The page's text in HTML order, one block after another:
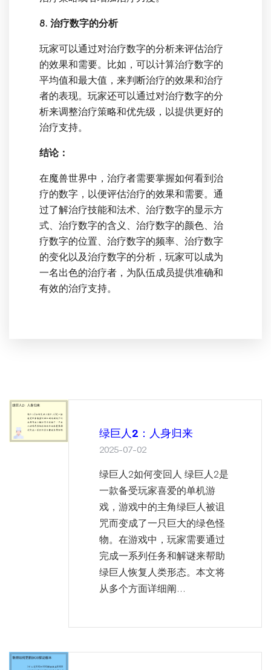
8. 治疗数字的分析
玩家可以通过对治疗数字的分析来评估治疗
的效果和需要。比如，可以计算治疗数字的
平均值和最大值，来判断治疗的效果和治疗
者的表现。玩家还可以通过对治疗数字的分
析来调整治疗策略和优先级，以提供更好的
治疗支持。
结论：
在魔兽世界中，治疗者需要掌握如何看到治
疗的数字，以便评估治疗的效果和需要。通
过了解治疗技能和法术、治疗数字的显示方
式、治疗数字的含义、治疗数字的颜色、治
疗数字的位置、治疗数字的频率、治疗数字
的变化以及治疗数字的分析，玩家可以成为
一名出色的治疗者，为队伍成员提供准确和
有效的治疗支持。
绿巨人2：人身归来
2025-07-02
绿巨人2如何变回人 绿巨人2是
一款备受玩家喜爱的单机游
戏，游戏中的主角绿巨人被诅
咒而变成了一只巨大的绿色怪
物。在游戏中，玩家需要通过
完成一系列任务和解谜来帮助
绿巨人恢复人类形态。本文将
从多个方面详细阐...